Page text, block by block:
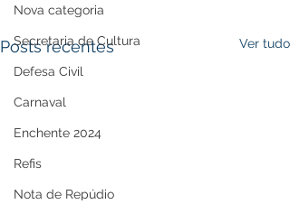
Nova categoria
Secretaria de Cultura
Defesa Civil
Carnaval
Enchente 2024
Refis
Nota de Repúdio
Posts recentes Ver tudo